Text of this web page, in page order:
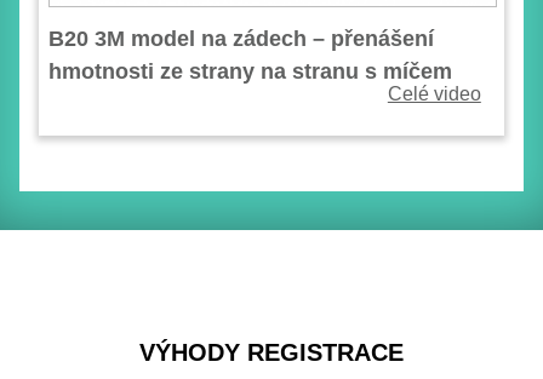
B20 3M model na zádech – přenášení
hmotnosti ze strany na stranu s míčem
Celé video
VÝHODY REGISTRACE